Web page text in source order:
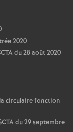
2020
du 28 août 2020
circulaire fonction
du 29 septembre